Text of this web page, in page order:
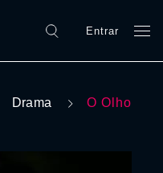
Entrar
Drama O Olho